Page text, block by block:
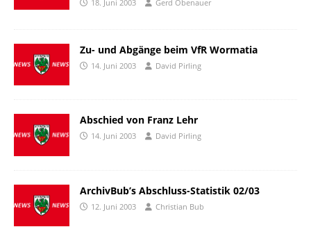
18. Juni 2003 Gerd Obenauer
Zu- und Abgänge beim VfR Wormatia
14. Juni 2003 David Pirling
Abschied von Franz Lehr
14. Juni 2003 David Pirling
ArchivBub’s Abschluss-Statistik 02/03
12. Juni 2003 Christian Bub